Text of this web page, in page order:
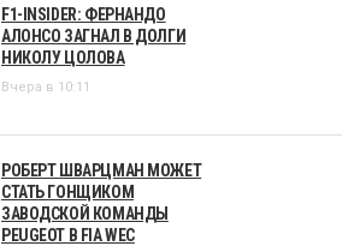
F1-INSIDER: ФЕРНАНДО
АЛОНСО ЗАГНАЛ В ДОЛГИ
НИКОЛУ ЦОЛОВА
Вчера в 10:11
РОБЕРТ ШВАРЦМАН МОЖЕТ
СТАТЬ ГОНЩИКОМ
ЗАВОДСКОЙ КОМАНДЫ
PEUGEOT В FIA WEC